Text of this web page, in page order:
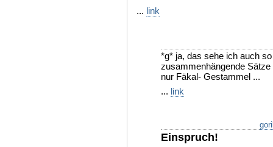
... link
*g* ja, das sehe ich auch
zusammenhängende
nur Fäkal- Gestammel ...
... link
Einspruch!